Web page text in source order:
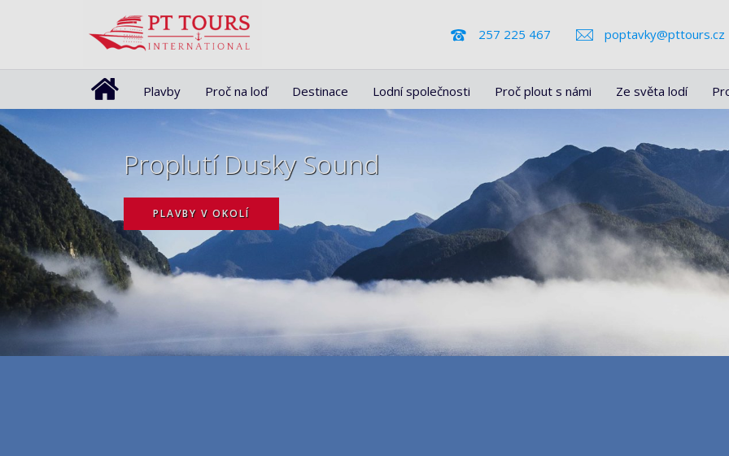
257 225 467 poptavky@pttours.cz
Plavby Proč na loď Destinace Lodní společnosti Proč plout s námi Ze světa lodí
Proplutí Dusky Sound
PLAVBY V OKOLÍ